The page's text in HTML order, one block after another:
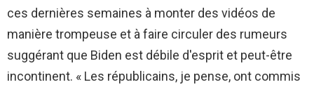
ces dernières semaines à monter des vidéos de
manière trompeuse et à faire circuler des rumeurs
suggérant que Biden est débile d'esprit et peut-être
incontinent. « Les républicains, je pense, ont commis